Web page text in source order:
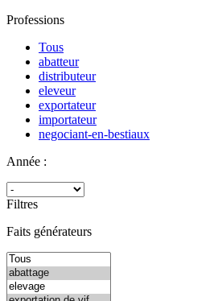
Professions
Tous
abatteur
distributeur
eleveur
exportateur
importateur
negociant-en-bestiaux
Année :
Filtres
Faits générateurs